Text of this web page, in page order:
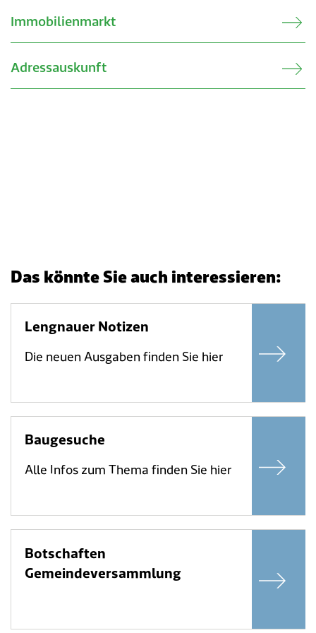
Immobilienmarkt
Adressauskunft
Das könnte Sie auch interessieren:
Lengnauer Notizen
Die neuen Ausgaben finden Sie hier
Baugesuche
Alle Infos zum Thema finden Sie hier
Botschaften
Gemeindeversammlung
Sicherheit
Über Lengnau
Schnupperlehre / Lehrstelle
Gemeindenetzwerke